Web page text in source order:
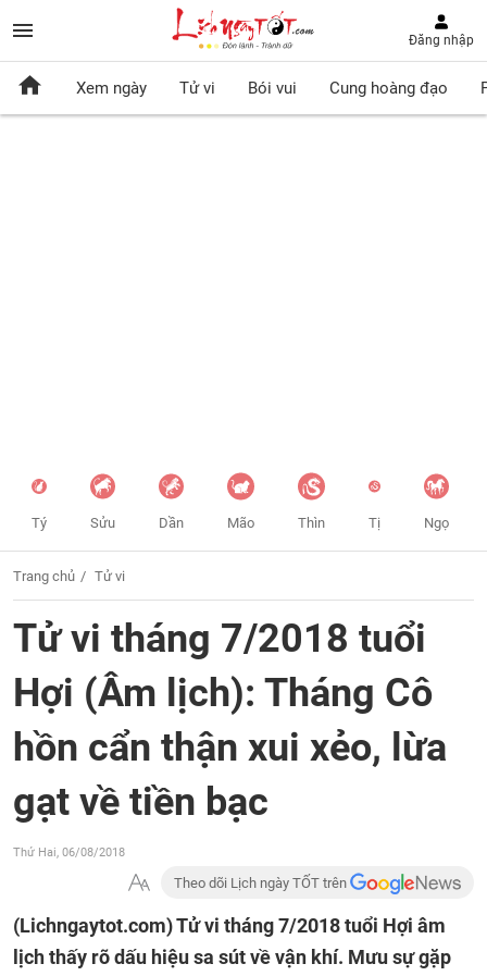
Đăng nhập
Xem ngày Tử vi Bói vui Cung hoàng đạo
Tý Sửu Dần Mão Thìn Tị Ngọ
Trang chủ Tử vi
Tử vi tháng 7/2018 tuổi
Hợi (Âm lịch): Tháng Cô
hồn cẩn thận xui xẻo, lừa
gạt về tiền bạc
Thứ Hai, 06/08/2018
Theo dõi Lịch ngày TỐT trên
(Lichngaytot.com)Tử vi tháng 7/2018 tuổi Hợi âm
lịch thấy rõ dấu hiệu sa sút về vận khí. Mưu sự gặp